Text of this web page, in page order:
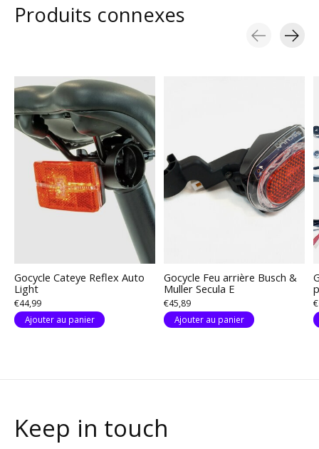
Produits connexes
Gocycle Cateye Reflex Auto
Light
€44,99
Ajouter au panier
Gocycle Feu arrière Busch &
Muller Secula E
€45,89
Ajouter au panier
Keep in touch